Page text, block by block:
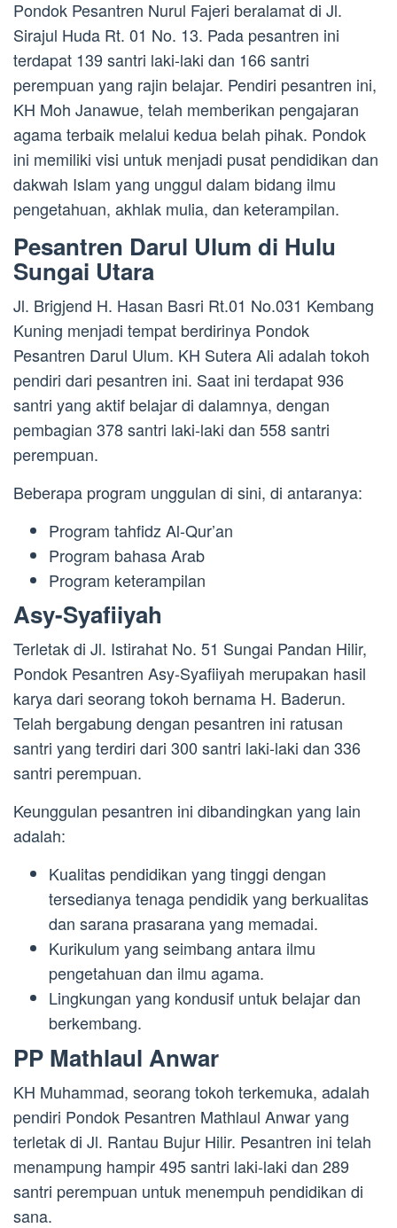
Pondok Pesantren Nurul Fajeri beralamat di Jl.
Sirajul Huda Rt. 01 No. 13. Pada pesantren ini
terdapat 139 santri laki-laki dan 166 santri
perempuan yang rajin belajar. Pendiri pesantren ini,
KH Moh Janawue, telah memberikan pengajaran
agama terbaik melalui kedua belah pihak. Pondok
ini memiliki visi untuk menjadi pusat pendidikan dan
dakwah Islam yang unggul dalam bidang ilmu
pengetahuan, akhlak mulia, dan keterampilan.
Pesantren Darul Ulum di Hulu
Sungai Utara
Jl. Brigjend H. Hasan Basri Rt.01 No.031 Kembang
Kuning menjadi tempat berdirinya Pondok
Pesantren Darul Ulum. KH Sutera Ali adalah tokoh
pendiri dari pesantren ini. Saat ini terdapat 936
santri yang aktif belajar di dalamnya, dengan
pembagian 378 santri laki-laki dan 558 santri
perempuan.
Beberapa program unggulan di sini, di antaranya:
Program tahfidz Al-Qur’an
Program bahasa Arab
Program keterampilan
Asy-Syafiiyah
Terletak di Jl. Istirahat No. 51 Sungai Pandan Hilir,
Pondok Pesantren Asy-Syafiiyah merupakan hasil
karya dari seorang tokoh bernama H. Baderun.
Telah bergabung dengan pesantren ini ratusan
santri yang terdiri dari 300 santri laki-laki dan 336
santri perempuan.
Keunggulan pesantren ini dibandingkan yang lain
adalah:
Kualitas pendidikan yang tinggi dengan
tersedianya tenaga pendidik yang berkualitas
dan sarana prasarana yang memadai.
Kurikulum yang seimbang antara ilmu
pengetahuan dan ilmu agama.
Lingkungan yang kondusif untuk belajar dan
berkembang.
PP Mathlaul Anwar
KH Muhammad, seorang tokoh terkemuka, adalah
pendiri Pondok Pesantren Mathlaul Anwar yang
terletak di Jl. Rantau Bujur Hilir. Pesantren ini telah
menampung hampir 495 santri laki-laki dan 289
santri perempuan untuk menempuh pendidikan di
sana.